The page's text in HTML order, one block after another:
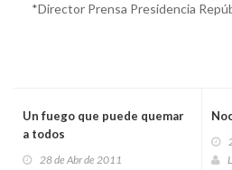
*Director Prensa Presidencia
Un fuego que puede quemar
a todos
28 de Abr de 2011